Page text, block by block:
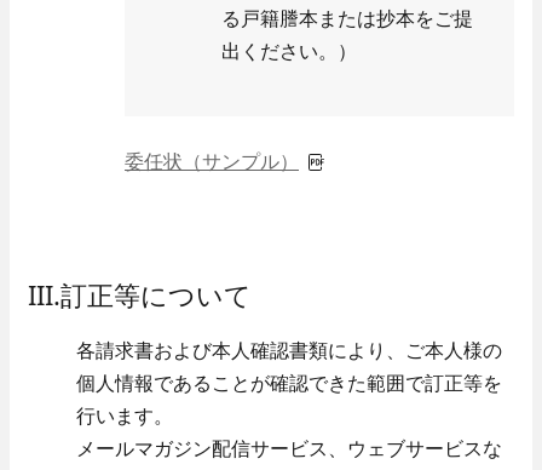
る戸籍謄本または抄本をご提
出ください。）
委任状（サンプル）
III.訂正等について
各請求書および本人確認書類により、ご本人様の
個人情報であることが確認できた範囲で訂正等を
行います。
メールマガジン配信サービス、ウェブサービスな